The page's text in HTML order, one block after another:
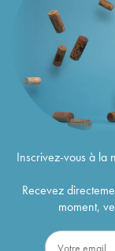
Inscrivez-vous à la
Recevez
moment,